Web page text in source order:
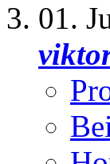
01.